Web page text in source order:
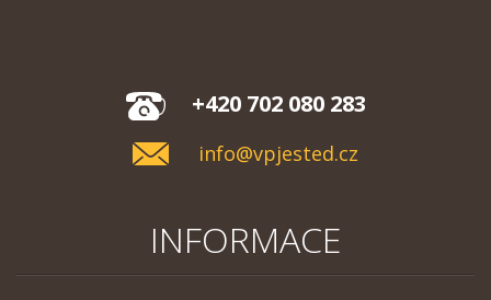
+420 702 080 283
info@vpjested.cz
INFORMACE